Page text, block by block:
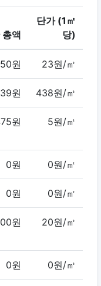
총액
단가 (1㎡
당)
원 23원/㎡
원 438원/㎡
원 5원/㎡
0원 0원/㎡
0원 0원/㎡
원 20원/㎡
0원 0원/㎡